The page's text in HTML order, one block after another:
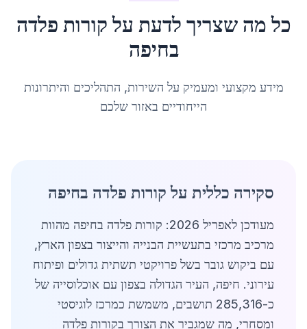
כל מה שצריך לדעת עלקורות פלדה
בחיפה
מידע מקצועי ומעמיק על השירות, התהליכים והיתרונות
הייחודיים באזור שלכם
סקירה כללית על קורות פלדה בחיפה
מעודכן לאפריל 2026: קורות פלדה בחיפה מהוות
מרכיב מרכזי בתעשיית הבנייה והייצור בצפון הארץ,
עם ביקוש גובר בשל פרויקטי תשתית גדולים ופיתוח
עירוני. חיפה, העיר הגדולה בצפון עם אוכלוסייה של
כ-285,316 תושבים, משמשת כמרכז לוגיסטי
ומסחרי, מה שמגביר את הצורך בקורות פלדה